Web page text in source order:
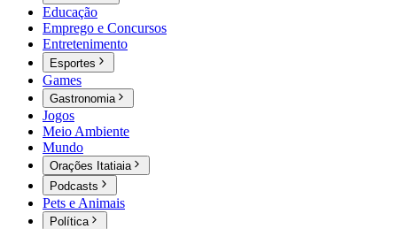
Educação
Emprego e Concursos
Entretenimento
Esportes
Games
Gastronomia
Jogos
Meio Ambiente
Mundo
Orações Itatiaia
Podcasts
Pets e Animais
Política